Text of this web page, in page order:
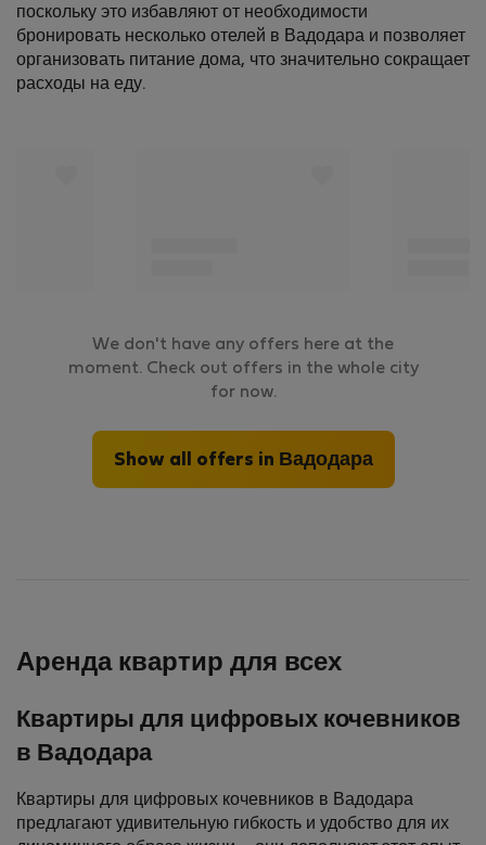
поскольку это избавляют от необходимости
бронировать несколько отелей в Вадодара и позволяет
организовать питание дома, что значительно сокращает
расходы на еду.
We don't have any offers here at the
moment. Check out offers in the whole city
for now.
Show all offers in Вадодара
Аренда квартир для всех
Квартиры для цифровых кочевников
в Вадодара
Квартиры для цифровых кочевников в Вадодара
предлагают удивительную гибкость и удобство для их